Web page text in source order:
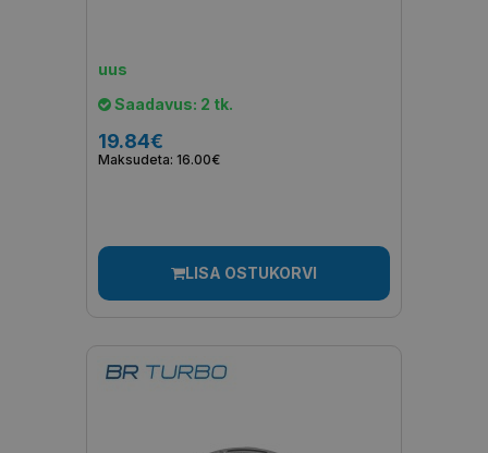
uus
Saadavus: 2 tk.
19.84€
Maksudeta: 16.00€
LISA OSTUKORVI